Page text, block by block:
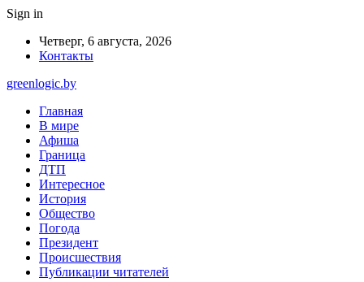
Sign in
Четверг, 6 августа, 2026
Контакты
greenlogic.by
Главная
В мире
Афиша
Граница
ДТП
Интересное
История
Общество
Погода
Президент
Происшествия
Публикации читателей